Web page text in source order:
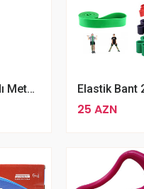
Kubok A-29 Qızılı Metal Kubok 30 Sm
25 AZN